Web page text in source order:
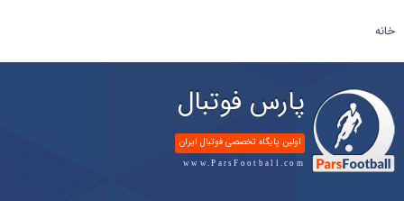
خانه
پارس فوتبال
اولین پایگاه تخصصی فوتبال ایران
www.ParsFootball.com